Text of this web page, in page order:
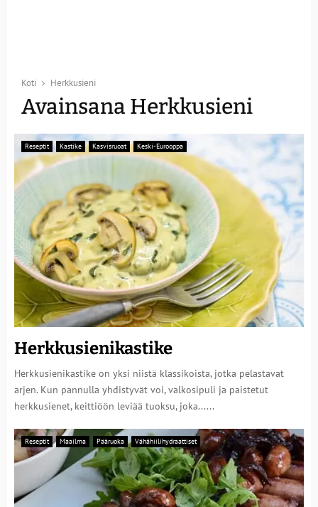
Koti Herkkusieni
Avainsana Herkkusieni
Reseptit Kastike Kasvisruoat Keski-Eurooppa
Herkkusienikastike
Herkkusienikastike on yksi niistä klassikoista, jotka pelastavat
arjen. Kun pannulla yhdistyvät voi, valkosipuli ja paistetut
herkkusienet, keittiöön leviää tuoksu, joka......
Reseptit Maailma Pääruoka Vähähiilihydraattiset